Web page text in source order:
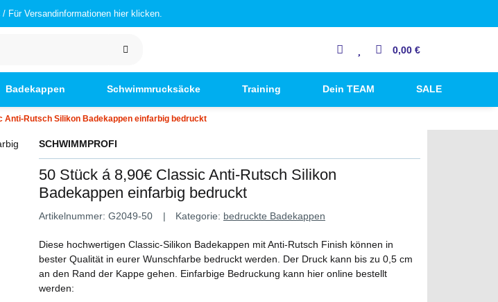
Für Versandinformationen hier klicken.
0,00 €
Badekappen Schwimmrucksäcke Training Dein TEAM SALE
Anti-Rutsch Silikon Badekappen einfarbig bedruckt
SCHWIMMPROFI
50 Stück á 8,90€ Classic Anti-Rutsch Silikon
Badekappen einfarbig bedruckt
Artikelnummer: G2049-50 Kategorie: bedruckte Badekappen
Diese hochwertigen Classic-Silikon Badekappen mit Anti-Rutsch Finish können in
bester Qualität in eurer Wunschfarbe bedruckt werden. Der Druck kann bis zu 0,5 cm
an den Rand der Kappe gehen. Einfarbige Bedruckung kann hier online bestellt
werden: